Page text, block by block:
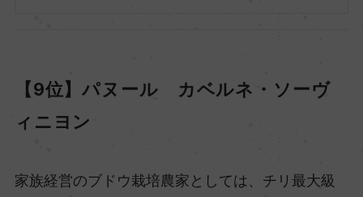
【9位】パヌール カベルネ・ソーヴ
ィニヨン
家族経営のブドウ栽培農家としては、チリ最大級